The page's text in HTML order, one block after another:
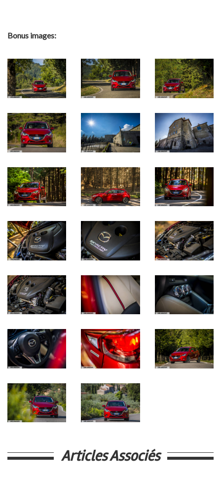
Bonus images:
Articles Associés